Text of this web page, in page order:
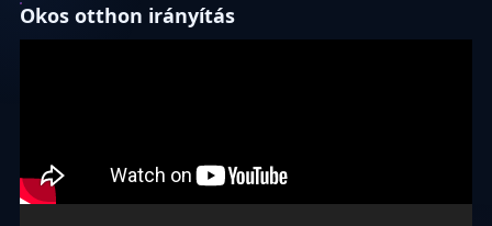
Okos otthon irányítás